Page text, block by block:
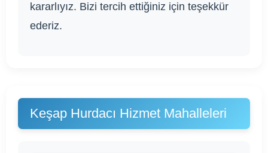
kararlıyız. Bizi tercih ettiğiniz için teşekkür
ederiz.
Keşap Hurdacı Hizmet Mahalleleri